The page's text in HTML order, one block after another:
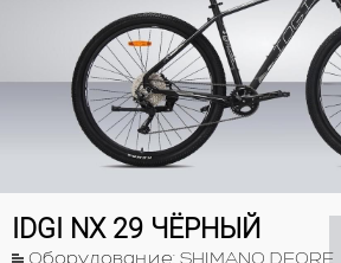
IDGI NX 29 ЧЁРНЫЙ
Оборудование: SHIMANO DEORE